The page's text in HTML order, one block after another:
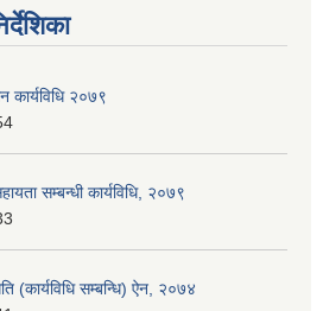
कार्यविधि २०७९
सम्बन्धी कार्यविधि, २०७९
(कार्यविधि सम्बन्धि) ऐन, २०७४